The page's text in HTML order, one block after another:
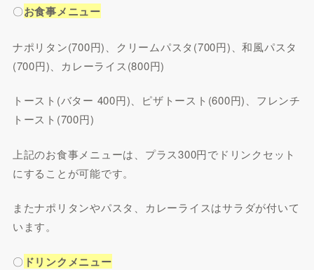
〇お食事メニュー
ナポリタン(700円)、クリームパスタ(700円)、和風パスタ
(700円)、カレーライス(800円)
トースト(バター 400円)、ピザトースト(600円)、フレンチ
トースト(700円)
上記のお食事メニューは、プラス300円でドリンクセット
にすることが可能です。
またナポリタンやパスタ、カレーライスはサラダが付いて
います。
〇 ドリンクメニュー